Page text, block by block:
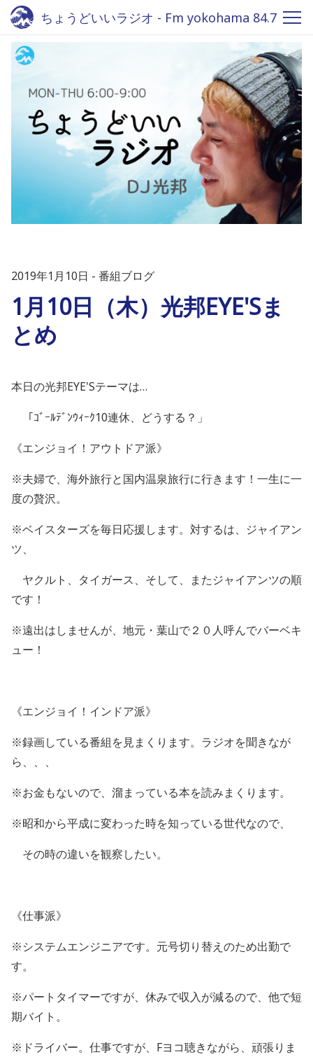
ちょうどいいラジオ - Fm yokohama 84.7
2019年1月10日 番組ブログ
1月10日（木）光邦EYE'Sま
とめ
本日の光邦EYE'Sテーマは…
「ｺﾞｰﾙﾃﾞﾝｳｨｰｸ10連休、どうする？」
《エンジョイ！アウトドア派》
※夫婦で、海外旅行と国内温泉旅行に行きます！一生に一
度の贅沢。
※ベイスターズを毎日応援します。対するは、ジャイアン
ツ、
ヤクルト、タイガース、そして、またジャイアンツの順
です！
※遠出はしませんが、地元・葉山で２０人呼んでバーベキ
ュー！
《エンジョイ！インドア派》
※録画している番組を見まくります。ラジオを聞きなが
ら、、、
※お金もないので、溜まっている本を読みまくります。
※昭和から平成に変わった時を知っている世代なので、
その時の違いを観察したい。
《仕事派》
※システムエンジニアです。元号切り替えのため出勤で
す。
※パートタイマーですが、休みで収入が減るので、他で短
期バイト。
※ドライバー。仕事ですが、Fヨコ聴きながら、頑張りま